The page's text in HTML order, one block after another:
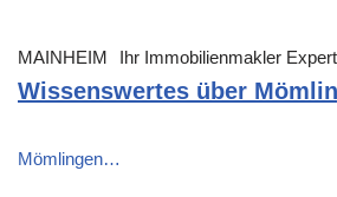
MAINHEIM Ihr Immobilienmakler
Wissenswertes über
Mömlingen…